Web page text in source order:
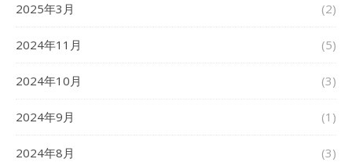
2025年3月 (2)
2024年11月 (5)
2024年10月 (3)
2024年9月 (1)
2024年8月 (3)